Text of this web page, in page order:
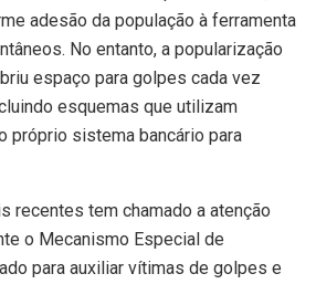
adesão da população à ferramenta
No entanto, a popularização
espaço para golpes cada vez
esquemas que utilizam
próprio sistema bancário para
recentes tem chamado a atenção
o Mecanismo Especial de
para auxiliar vítimas de golpes e